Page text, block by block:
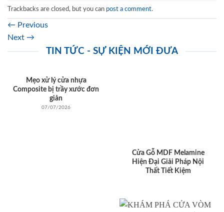
Trackbacks are closed, but you can post a comment.
← Previous
Next →
TIN TỨC - SỰ KIỆN MỚI ĐƯA
Mẹo xử lý cửa nhựa
Composite bị trầy xước đơn
giản
07/07/2026
Cửa Gỗ MDF Melamine
Hiện Đại Giải Pháp Nội
Thất Tiết Kiệm